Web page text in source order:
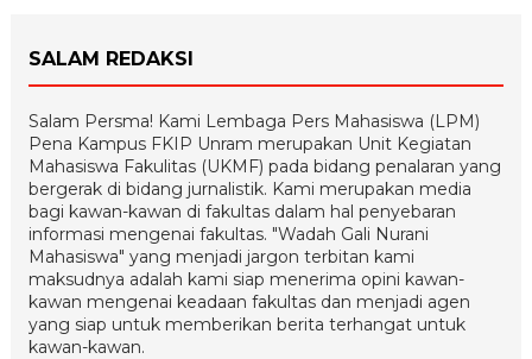
SALAM REDAKSI
Salam Persma! Kami Lembaga Pers Mahasiswa (LPM)
Pena Kampus FKIP Unram merupakan Unit Kegiatan
Mahasiswa Fakulitas (UKMF) pada bidang penalaran yang
bergerak di bidang jurnalistik. Kami merupakan media
bagi kawan-kawan di fakultas dalam hal penyebaran
informasi mengenai fakultas. "Wadah Gali Nurani
Mahasiswa" yang menjadi jargon terbitan kami
maksudnya adalah kami siap menerima opini kawan-
kawan mengenai keadaan fakultas dan menjadi agen
yang siap untuk memberikan berita terhangat untuk
kawan-kawan.